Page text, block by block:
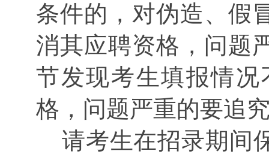
条件的，对伪造、假
消其应聘资格，问题
节发现考生填报情
格，问题严重的要追
请考生在招录期间